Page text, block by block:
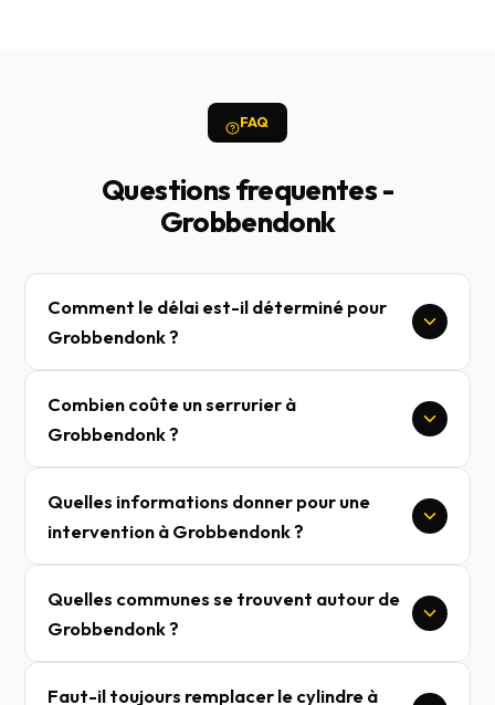
FAQ
Questions frequentes -
Grobbendonk
Comment le délai est-il déterminé pour
Grobbendonk ?
Combien coûte un serrurier à
Grobbendonk ?
Quelles informations donner pour une
intervention à Grobbendonk ?
Quelles communes se trouvent autour de
Grobbendonk ?
Faut-il toujours remplacer le cylindre à